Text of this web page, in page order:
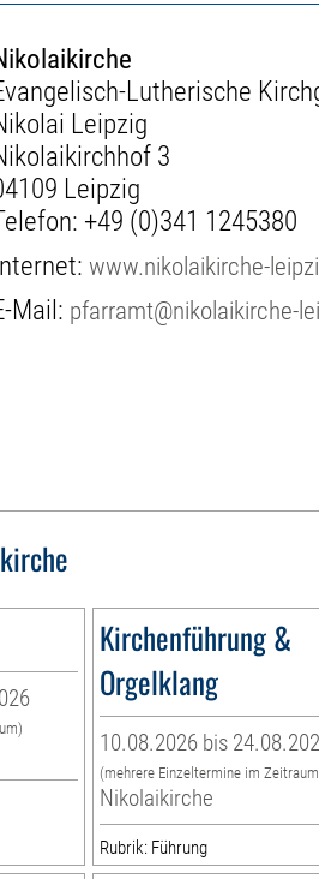
Lutherische
Leipzig
3
Leipzig
+49 (0)341 1245380
www.nikolaikirche-
Mail: pfarramt@nikolaikirche-
Kirchenführung &
Orgelklang
10.08.2026 bis
(mehrere Einzeltermine im
Nikolaikirche
Rubrik: Führung